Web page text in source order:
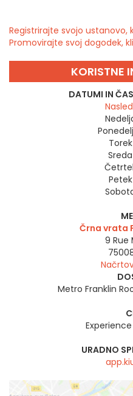
Registrirajte svojo ustanovo,
Promovirajte svoj dogodek,
KORISTNE
DATUMI IN
Črna vrata
9 Rue
Metro Franklin
URADNO